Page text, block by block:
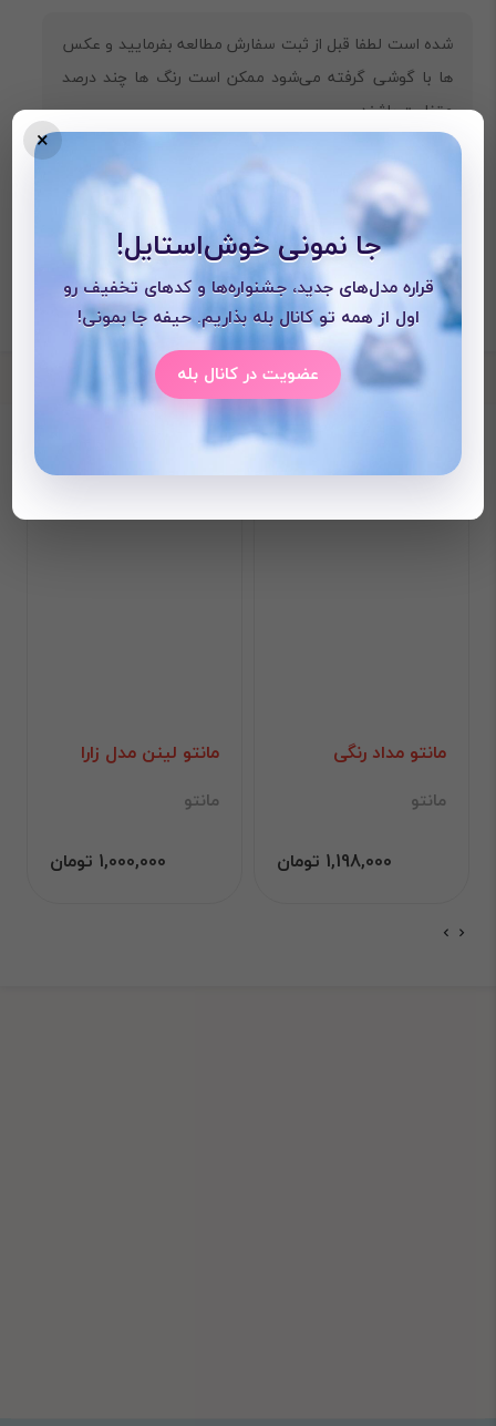
شده است لطفا قبل از ثبت سفارش مطالعه بفرمایید و عکس
ها با گوشی گرفته می‌شود ممکن است رنگ ها چند درصد
متفاوت باشند.
محصولات دیده شده
مانتو مداد رنگی
مانتو
1,198,000 تومان
مانتو لینن مدل زارا
مانتو
1,000,000 تومان
×
جا نمونی خوش‌استایل!
قراره مدل‌های جدید، جشنواره‌ها و کدهای تخفیف رو
اول از همه تو کانال بله بذاریم. حیفه جا بمونی!
عضویت در کانال بله